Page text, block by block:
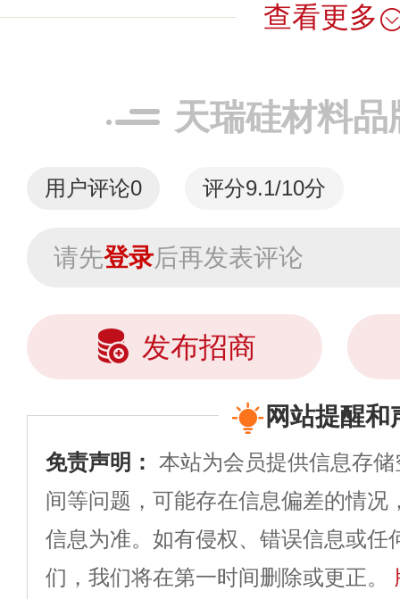
查看更多
天瑞硅材料品
用户评论0 评分9.1/10分
请先登录后再发表评论
发布招商
网站提醒和
免责声明： 本站为会员提供信息存
间等问题，可能存在信息偏差的情况
信息为准。如有侵权、错误信息或任
们，我们将在第一时间删除或更正。